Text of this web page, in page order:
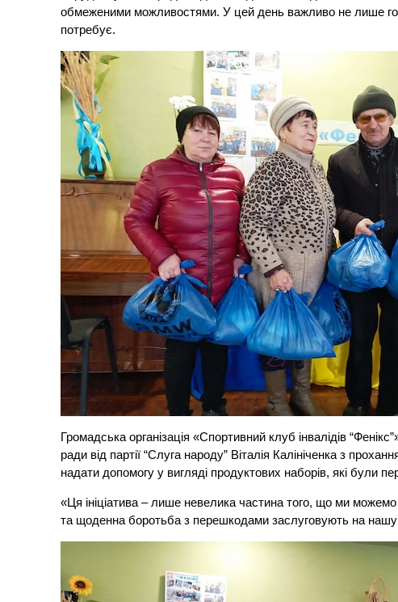
обмеженими можливостями. У цей день важливо не лише
потребує.
Громадська організація «Спортивний клуб інвалідів
ради від партії “Слуга народу” Віталія Калініченка з
надати допомогу у вигляді продуктових наборів, які були
«Ця ініціатива – лише невелика частина того, що ми
та щоденна боротьба з перешкодами заслуговують на нашу